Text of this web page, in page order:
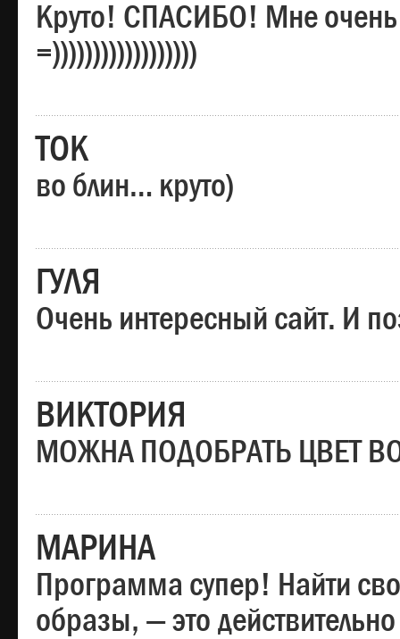
Круто! СПАСИБО! Мне
=))))))))))))))))))
ТОК
во блин… круто)
ГУЛЯ
Очень интересный сайт. И
ВИКТОРИЯ
МОЖНА ПОДОБРАТЬ ЦВЕТ
МАРИНА
Программа супер! Найти
образы, — это